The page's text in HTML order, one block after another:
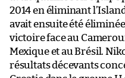
2014 en éliminant
avait ensuite été
victoire face au
Mexique et au Brésil.
résultats décevants